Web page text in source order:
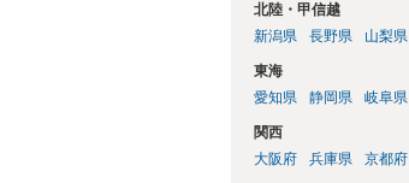
北陸・甲信越
新潟県
長野県 山梨県
東海
愛知県
静岡県 岐阜県
関西
大阪府
兵庫県 京都府